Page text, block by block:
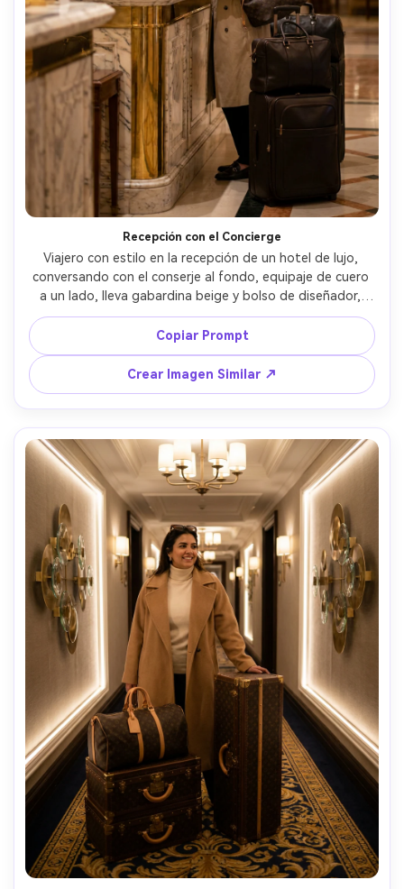
Recepción con el Concierge
Viajero con estilo en la recepción de un hotel de lujo,
conversando con el conserje al fondo, equipaje de cuero
a un lado, lleva gabardina beige y bolso de diseñador,
escritorio de mármol y toques de latón, luz cálida y suave,
sensación documental espontánea, tomada con Sony
A7S III, 35mm, composición regla de tercios, fotorrealista,
narrativa viajera premium --ar 4:5
Copiar Prompt
Crear Imagen Similar ↗